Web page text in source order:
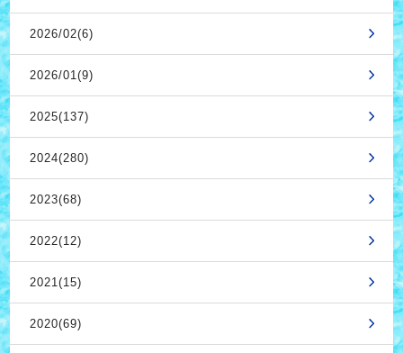
2026/02(6)
2026/01(9)
2025(137)
2024(280)
2023(68)
2022(12)
2021(15)
2020(69)